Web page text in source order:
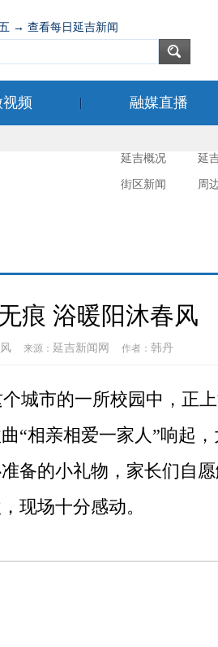
→ 查看每日延吉新闻
视频 融媒直播
延吉概况 延
街区新闻 周
痕 浴暖阳沐春风
来源： 延吉新闻网 作者： 韩丹
城市的一所校园中，正
“相亲相爱一家人”响起
备的小礼物，家长们自
现场十分感动。